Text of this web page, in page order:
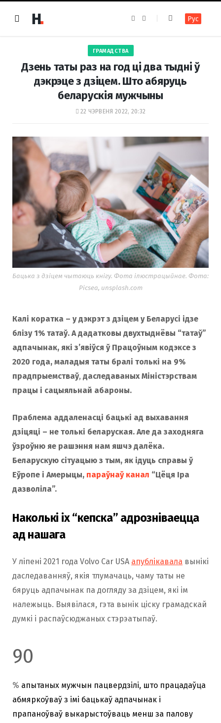
e
k
t
a
m
Рус
ГРАМАДСТВА
Дзень таты раз на год ці два тыдні ў
дэкрэце з дзіцем. Што абяруць
беларускія мужчыны
22 ЧЭРВЕНЯ 2022, 20:32
Бацька з дзіцем чытаюць кнігу. Фота ілюстрацыйнае. Фота:
Picsea, unsplash.com
Калі коратка – у дэкрэт з дзіцем у Беларусі ідзе
блізу 1% татаў. А дадатковы двухтыднёвы “татаў”
адпачынак, які з’явіўся ў Працоўным кодэксе з
2020 года, маладыя таты бралі толькі на 9%
прадпрыемстваў, даследаваных Міністэрствам
працы і сацыяльнай абароны.
Праблема аддаленасці бацькі ад выхавання
дзіцяці – не толькі беларуская. Але да заходняга
ўзроўню яе рашэння нам яшчэ далёка.
Беларускую сітуацыю з тым, як ідуць справы ў
Еўропе і Амерыцы, параўнаў канал “Цёця Іра
дазволіла”.
Наколькі іх “кепска” адрозніваецца
ад нашага
У ліпені 2021 года Volvo Car USA апублікавала вынікі
даследаванняў, якія тлумачаць, чаму таты не
бяруць адпачынак па догляду за дзіцем, які ім
належыць. Выявілася, гэта вынік ціску грамадскай
думкі і распаўсюджаных стэрэатыпаў.
90
% апытаных мужчын пацвердзілі, што працадаўца
абмяркоўваў з імі бацькаў адпачынак і
прапаноўваў выкарыстоўваць менш за палову